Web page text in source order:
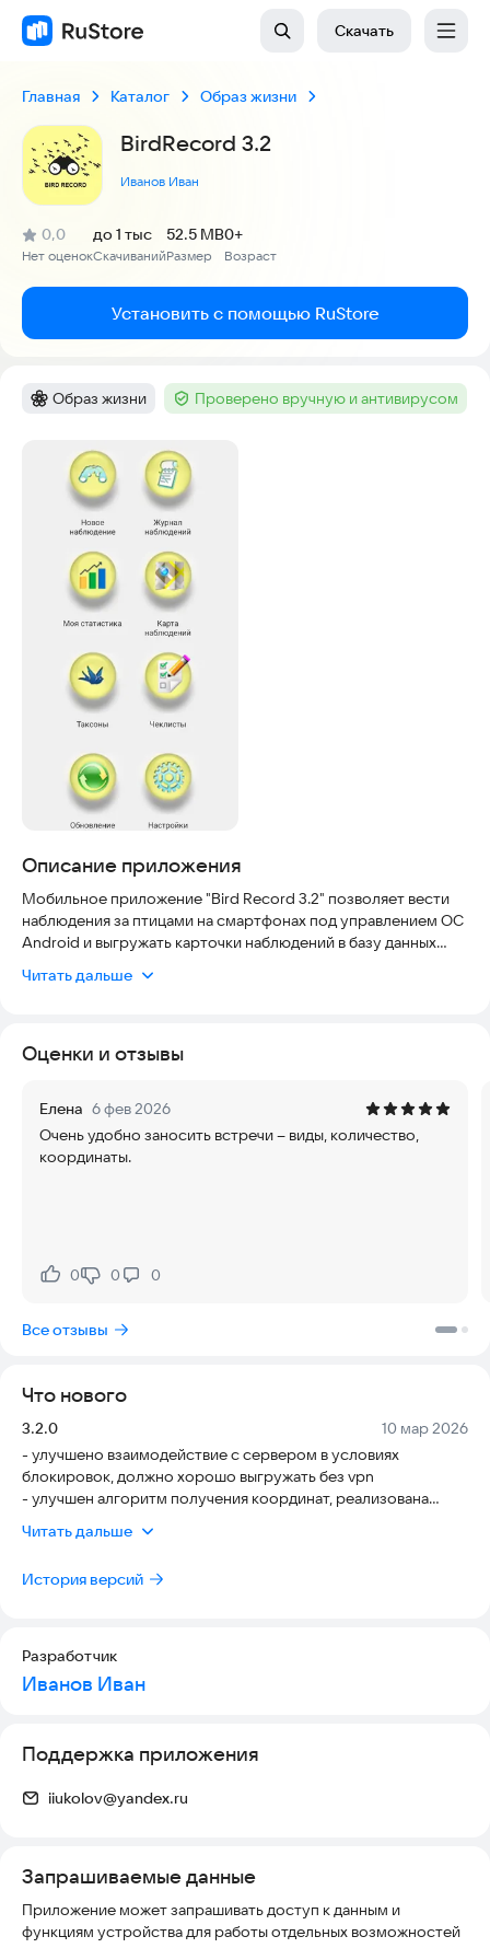
Скачать
Главная Каталог Образ жизни
BirdRecord 3.2
Иванов Иван
Рейтинг:
0,0
(
Нет оценок
)
Скачиваний
до 1 тыс
Размер
52.5 MB
Возраст
0+
Установить с помощью RuStore
Категория:
Образ жизни Тег :Проверено вручную и антивирусом
Скриншоты
Описание приложения
Мобильное приложение "Bird Record 3.2" позволяет вести
наблюдения за птицами на смартфонах под управлением ОС
Android и выгружать карточки наблюдений в базу данных
Читать дальше
Оценки и отзывы
Елена 6 фев 2026
Очень удобно заносить встречи -- виды, количество,
координаты.
Нравится:
0Не нравится:
0 0
Все отзывы
Что нового
Версия:
3.2.0 Дата:
10 мар 2026
- улучшено взаимодействие с сервером в условиях
блокировок, должно хорошо выгружать без vpn
- улучшен алгоритм получения координат, реализована
Читать дальше
История версий
Разработчик
Иванов Иван
Поддержка приложения
iiukolov@yandex.ru
Запрашиваемые данные
Приложение может запрашивать доступ к данным и
функциям устройства для работы отдельных возможностей